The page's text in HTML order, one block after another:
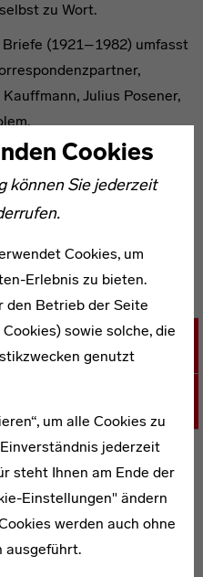
Cookies
können Sie jederzeit
Cookies, um
Erlebnis zu bieten.
den Betrieb der Seite
sowie solche, die
genutzt
um alle Cookies zu
jederzeit
steht Ihnen am Ende der
Einstellungen" ändern
werden auch ohne
ausgeführt.
zu Wort.
(1921–1982) umfasst
Julius Posener,
ZUM THEMA